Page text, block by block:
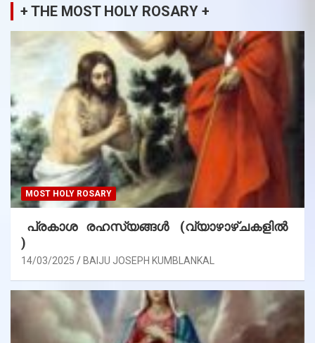
+ THE MOST HOLY ROSARY +
MOST HOLY ROSARY
പ്രകാശ രഹസ്യങ്ങൾ (വ്യാഴാഴ്ചകളിൽ
)
14/03/2025 BAIJU JOSEPH KUMBLANKAL